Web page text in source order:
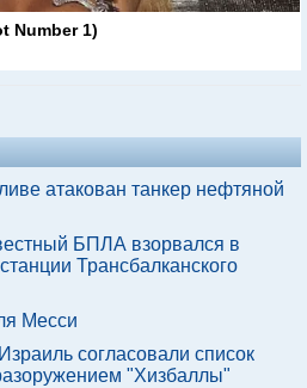
Number 1)
атакован танкер нефтяной
БПЛА взорвался в
Трансбалканского
Месси
согласовали список
"Хизбаллы"